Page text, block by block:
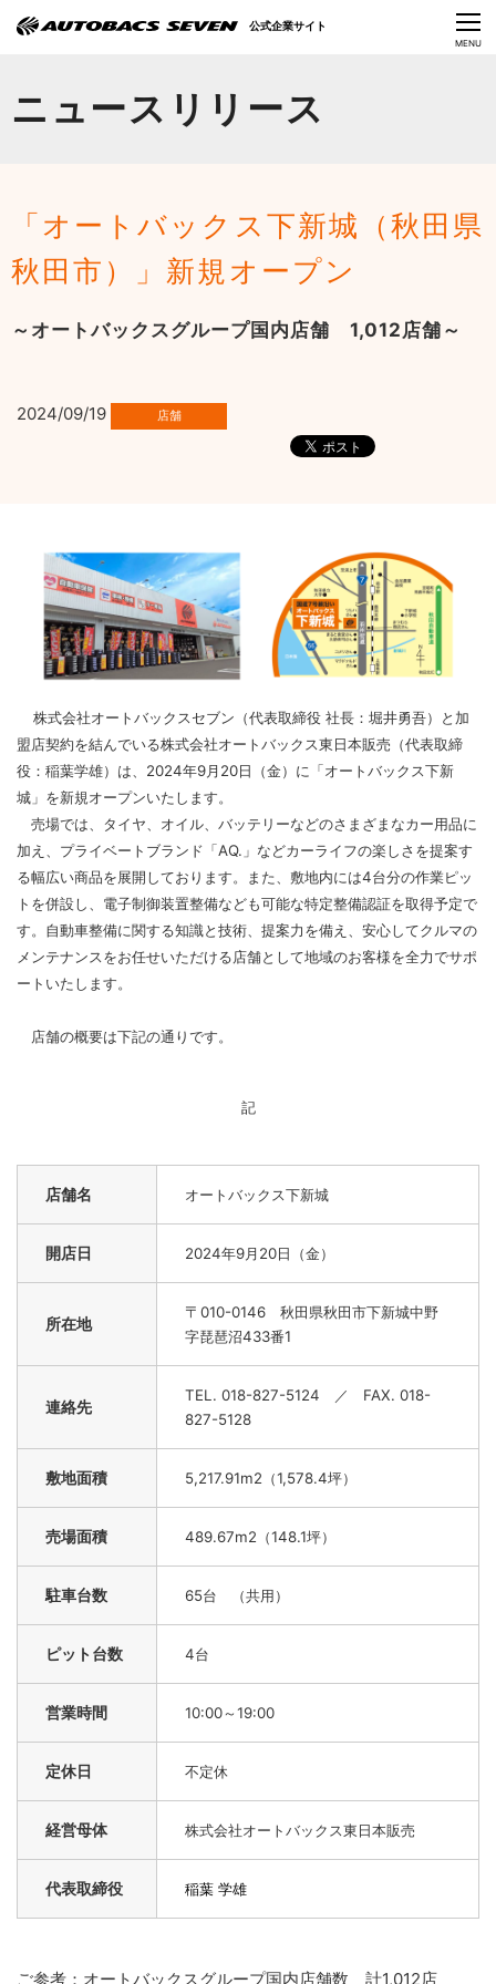
CLOSE
MENU
ニュースリリース
「オートバックス下新城（秋田県
秋田市）」新規オープン
～オートバックスグループ国内店舗 1,012店舗～
2024/09/19
株式会社オートバックスセブン（代表取締役 社長：堀井勇吾）と加
盟店契約を結んでいる株式会社オートバックス東日本販売（代表取締
役：稲葉学雄）は、2024年9月20日（金）に「オートバックス下新
城」を新規オープンいたします。
売場では、タイヤ、オイル、バッテリーなどのさまざまなカー用品に
加え、プライベートブランド「AQ.」などカーライフの楽しさを提案す
る幅広い商品を展開しております。また、敷地内には4台分の作業ピッ
トを併設し、電子制御装置整備なども可能な特定整備認証を取得予定で
す。自動車整備に関する知識と技術、提案力を備え、安心してクルマの
メンテナンスをお任せいただける店舗として地域のお客様を全力でサポ
ートいたします。
店舗の概要は下記の通りです。
記
店舗名 オートバックス下新城
開店日 2024年9月20日（金）
所在地
〒 010-0146 秋田県秋田市下新城中野
字琵琶沼433番1
連絡先
TEL. 018-827-5124 ／ FAX. 018-
827-5128
敷地面積 5,217.91m2 （1,578.4坪）
売場面積 489.67m2 （148.1坪）
駐車台数 65台 （共用）
ピット台数 4台
営業時間 10:00～19:00
定休日 不定休
経営母体 株式会社オートバックス東日本販売
代表取締役 稲葉 学雄
ご参考：オートバックスグループ国内店舗数 計1,012店
公式企業サイト
サステナビリティ
Language